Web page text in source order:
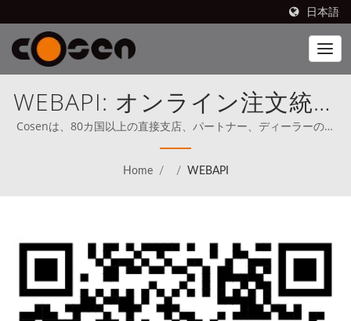
日本語
WEBAPI: オンライン注文統合
サービス| 効率的な製造のた
めの高精度自動化機器
Cosenは、80カ国以上の直接支店、パートナー、ディーラーのネ
販売されています（1989年から）。Cosenは、最初から世界のト
Home / / WEBAPI